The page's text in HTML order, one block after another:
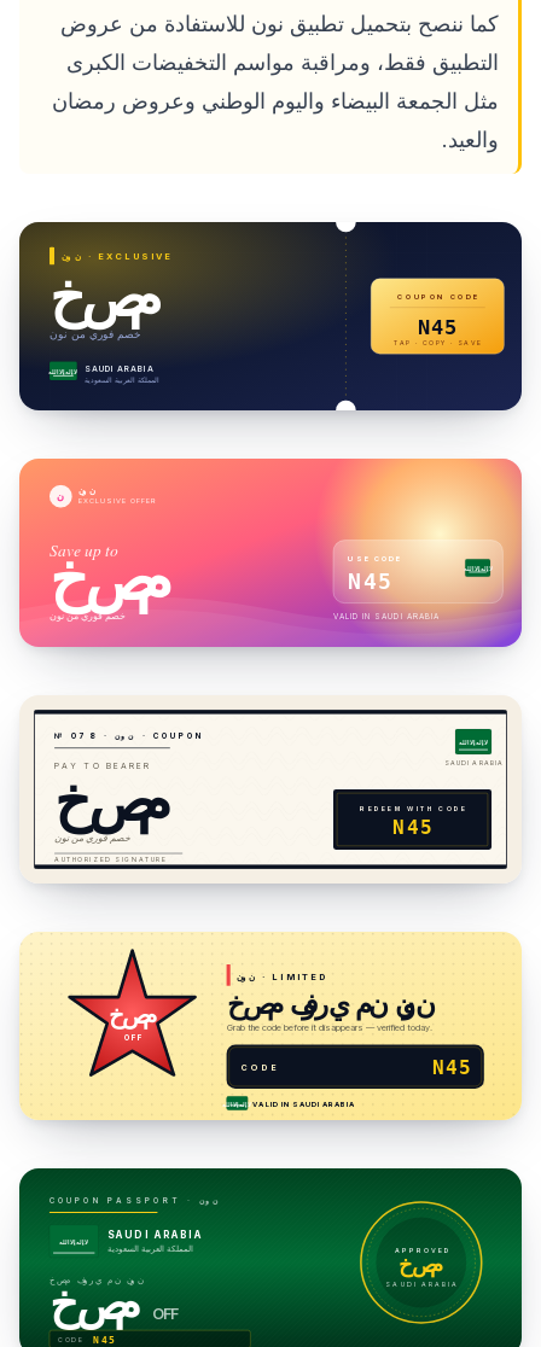
كما ننصح بتحميل تطبيق نون للاستفادة من عروض
التطبيق فقط، ومراقبة مواسم التخفيضات الكبرى
مثل الجمعة البيضاء واليوم الوطني وعروض رمضان
والعيد.
نون · EXCLUSIVE
خصم
خصم فوري من نون
لا إله إلا الله SAUDI ARABIA
المملكة العربية السعودية
COUPON CODE
N45
TAP · COPY · SAVE
ن نون
EXCLUSIVE OFFER
Save up to
خصم
خصم فوري من نون
USE CODE
N45
لا إله إلا الله
VALID IN SAUDI ARABIA
№ 0 7 8 · نون · COUPON
PAY TO BEARER
خصم
خصم فوري من نون
AUTHORIZED SIGNATURE
لا إله إلا الله
SAUDI ARABIA
REDEEM WITH CODE
N45
خصم
OFF
نون · LIMITED
خصم فوري من نون
Grab the code before it disappears — verified today.
CODE N45
لا إله إلا الله VALID IN SAUDI ARABIA
COUPON PASSPORT · نون
لا إله إلا الله
SAUDI ARABIA
المملكة العربية السعودية
خصم فوري من نون
خصم OFF
CODE N45
APPROVED
خصم
SAUDI ARABIA